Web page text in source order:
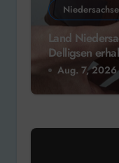
Land
Delligsen
Aug. 7, 2026